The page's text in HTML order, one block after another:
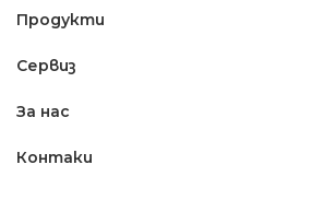
Продукти
Сервиз
За нас
Контаки